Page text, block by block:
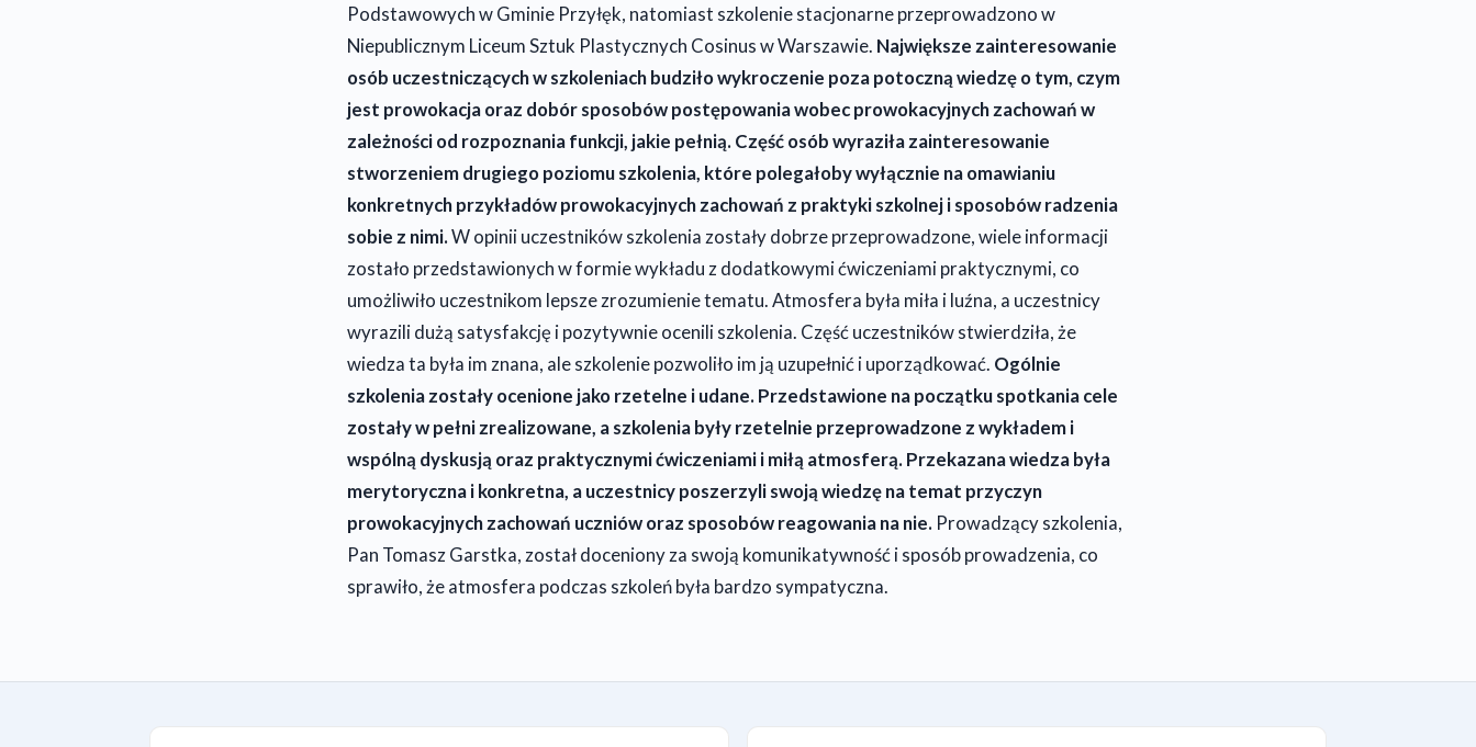
Podstawowych w Gminie Przyłęk, natomiast szkolenie stacjonarne przeprowadzono w
Niepublicznym Liceum Sztuk Plastycznych Cosinus w Warszawie. Największe zainteresowanie
osób uczestniczących w szkoleniach budziło wykroczenie poza potoczną wiedzę o tym, czym
jest prowokacja oraz dobór sposobów postępowania wobec prowokacyjnych zachowań w
zależności od rozpoznania funkcji, jakie pełnią. Część osób wyraziła zainteresowanie
stworzeniem drugiego poziomu szkolenia, które polegałoby wyłącznie na omawianiu
konkretnych przykładów prowokacyjnych zachowań z praktyki szkolnej i sposobów radzenia
sobie z nimi.W opinii uczestników szkolenia zostały dobrze przeprowadzone, wiele informacji
zostało przedstawionych w formie wykładu z dodatkowymi ćwiczeniami praktycznymi, co
umożliwiło uczestnikom lepsze zrozumienie tematu. Atmosfera była miła i luźna, a uczestnicy
wyrazili dużą satysfakcję i pozytywnie ocenili szkolenia. Część uczestników stwierdziła, że
wiedza ta była im znana, ale szkolenie pozwoliło im ją uzupełnić i uporządkować. Ogólnie
szkolenia zostały ocenione jako rzetelne i udane. Przedstawione na początku spotkania cele
zostały w pełni zrealizowane, a szkolenia były rzetelnie przeprowadzone z wykładem i
wspólną dyskusją oraz praktycznymi ćwiczeniami i miłą atmosferą. Przekazana wiedza była
merytoryczna i konkretna, a uczestnicy poszerzyli swoją wiedzę na temat przyczyn
prowokacyjnych zachowań uczniów oraz sposobów reagowania na nie. Prowadzący szkolenia,
Pan Tomasz Garstka, został doceniony za swoją komunikatywność i sposób prowadzenia, co
sprawiło, że atmosfera podczas szkoleń była bardzo sympatyczna.